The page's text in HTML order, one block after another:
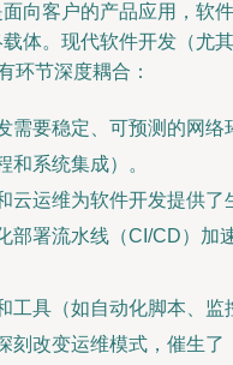
向客户的产品应用，软件
体。现代软件开发（尤其
环节深度耦合：
需要稳定、可预测的网络
和系统集成）。
云运维为软件开发提供了
部署流水线（CI/CD）加
工具（如自动化脚本、监
刻改变运维模式，催生了